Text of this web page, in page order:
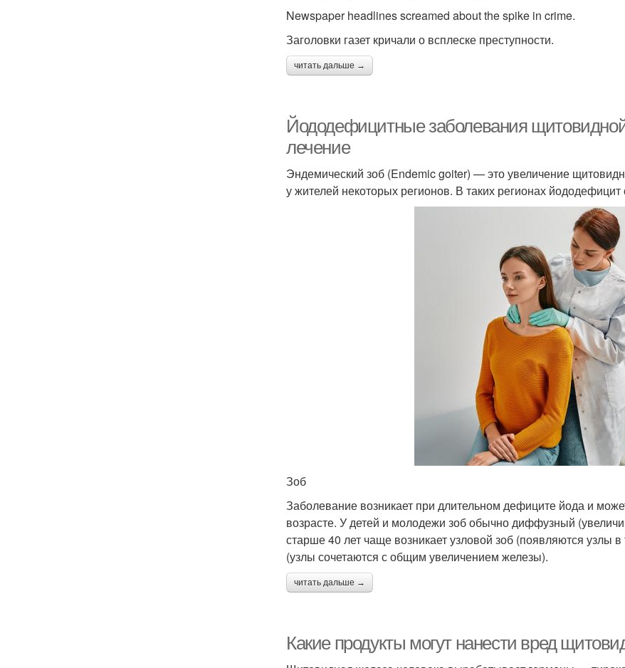
Newspaper headlines screamed about the spike in crime.
Заголовки газет кричали о всплеске преступности.
читать дальше →
Йододефицитные заболевания
лечение
Эндемический зоб (Endemic goiter) — это увеличение
у жителей некоторых регионов. В таких регионах
Зоб
Заболевание возникает при длительном дефиците йода и
возрасте. У детей и молодежи зоб обычно диффузный
старше 40 лет чаще возникает узловой зоб (появляются
(узлы сочетаются с общим увеличением железы).
читать дальше →
Какие продукты могут нанести вред